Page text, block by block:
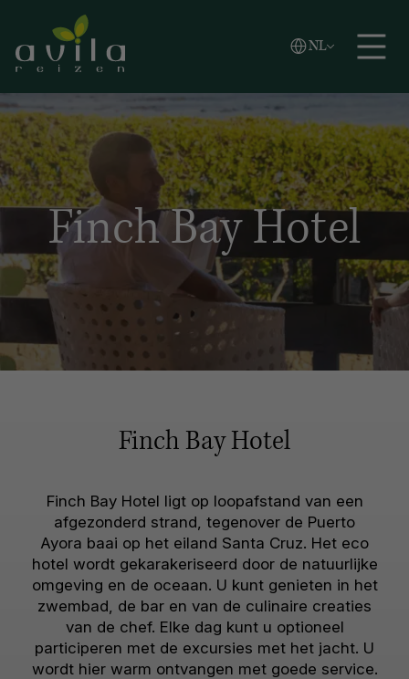
Zoeken
NL
Vlaams
English
Finch Bay Hotel
Finch Bay Hotel
Finch Bay Hotel ligt op loopafstand van een
afgezonderd strand, tegenover de Puerto
Ayora baai op het eiland Santa Cruz. Het eco
hotel wordt gekarakeriseerd door de natuurlijke
omgeving en de oceaan. U kunt genieten in het
zwembad, de bar en van de culinaire creaties
van de chef. Elke dag kunt u optioneel
participeren met de excursies met het jacht. U
wordt hier warm ontvangen met goede service.